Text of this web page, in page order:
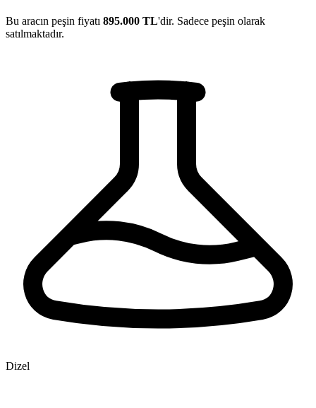
Bu aracın peşin fiyatı 895.000 TL'dir. Sadece peşin olarak
satılmaktadır.
Dizel